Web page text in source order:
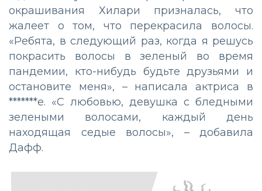
окрашивания Хилари призналась, что
жалеет о том, что перекрасила волосы.
«Ребята, в следующий раз, когда я решусь
покрасить волосы в зеленый во время
пандемии, кто-нибудь будьте друзьями и
остановите меня», – написала актриса в
*******е. «С любовью, девушка с бледными
зелеными волосами, каждый день
находящая седые волосы», – добавила
Дафф.